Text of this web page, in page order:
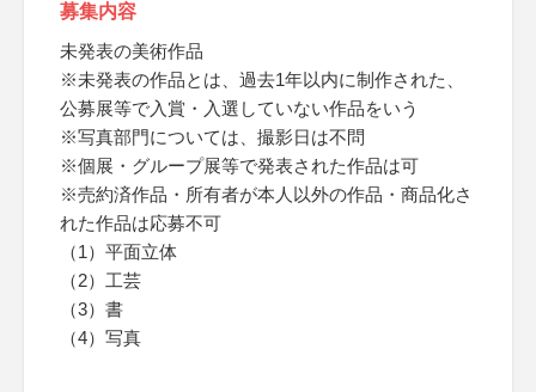
募集内容
未発表の美術作品
※未発表の作品とは、過去1年以内に制作された、
公募展等で入賞・入選していない作品をいう
※写真部門については、撮影日は不問
※個展・グループ展等で発表された作品は可
※売約済作品・所有者が本人以外の作品・商品化さ
れた作品は応募不可
（1）平面立体
（2）工芸
（3）書
（4）写真